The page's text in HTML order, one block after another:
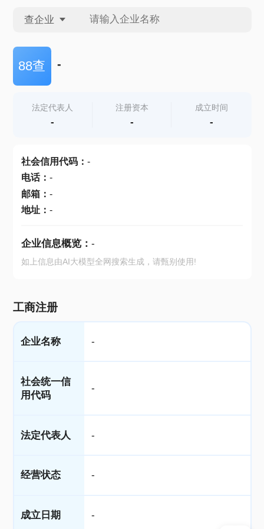
查企业
查企业
查产地
88查 -
法定代表人
-
注册资本
-
成立时间
-
社会信用代码： -
电话： -
邮箱： -
地址： -
企业信息概览： -
如上信息由AI大模型全网搜索生成，请甄别使用!
工商注册
企业名称 -
社会统一信
用代码
-
法定代表人 -
经营状态 -
成立日期 -